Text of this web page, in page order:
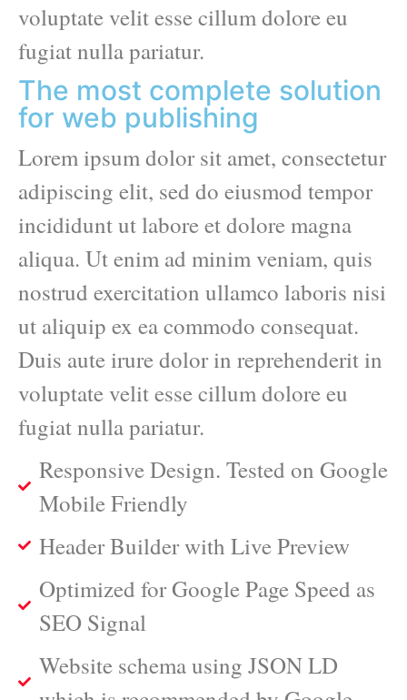
voluptate velit esse cillum dolore eu
fugiat nulla pariatur.
The most complete solution
for web publishing
Lorem ipsum dolor sit amet, consectetur
adipiscing elit, sed do eiusmod tempor
incididunt ut labore et dolore magna
aliqua. Ut enim ad minim veniam, quis
nostrud exercitation ullamco laboris nisi
ut aliquip ex ea commodo consequat.
Duis aute irure dolor in reprehenderit in
voluptate velit esse cillum dolore eu
fugiat nulla pariatur.
Responsive Design. Tested on Google
Mobile Friendly
Header Builder with Live Preview
Optimized for Google Page Speed as
SEO Signal
Website schema using JSON LD